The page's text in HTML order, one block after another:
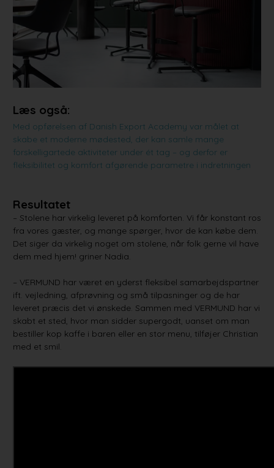
Læs også:
Med opførelsen af Danish Export Academy var målet at
skabe et moderne mødested, der kan samle mange
forskelligartede aktiviteter under ét tag – og derfor er
fleksibilitet og komfort afgørende parametre i indretningen
Resultatet
– Stolene har virkelig leveret på komforten. Vi får konstant ros
fra vores gæster, og mange spørger, hvor de kan købe dem.
Det siger da virkelig noget om stolene, når folk gerne vil have
dem med hjem! griner Nadia.
– VERMUND har været en yderst fleksibel samarbejdspartner
ift. vejledning, afprøvning og små tilpasninger og de har
leveret præcis det vi ønskede. Sammen med VERMUND har vi
skabt et sted, hvor man sidder supergodt, uanset om man
bestiller kop kaffe i baren eller en stor menu, tilføjer Christian
med et smil.